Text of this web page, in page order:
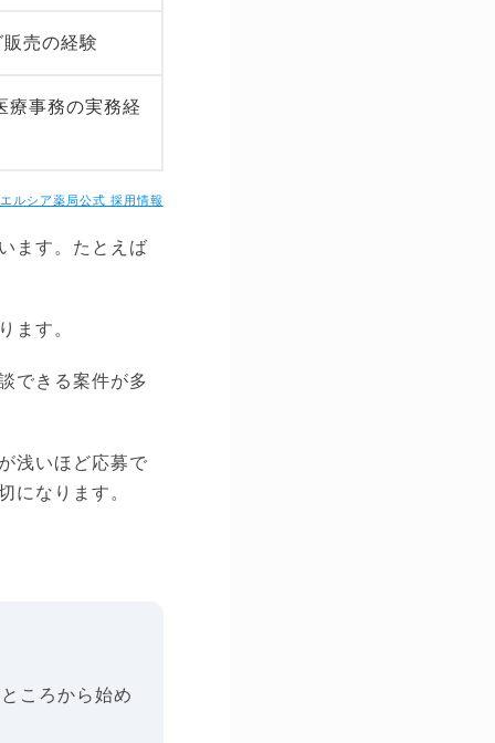
売の経験
療事務の実務経
ルシア薬局公式 採用情報
ます。たとえば
ます。
できる案件が多
浅いほど応募で
になります。
ころから始め